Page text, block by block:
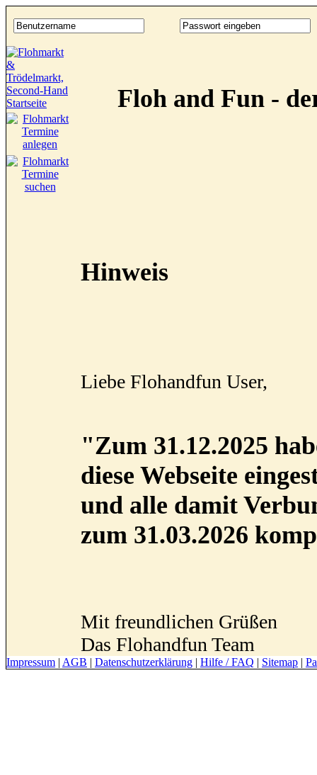
Floh and Fun -
Hinweis
Liebe Flohandfun User,
"Zum 31.12.2025
diese Webseite
und alle damit
zum 31.03.2026
Mit freundlichen Grüßen
Das Flohandfun Team
Impressum | AGB | Datenschutzerklärung | Hilfe / FAQ | Sitemap |